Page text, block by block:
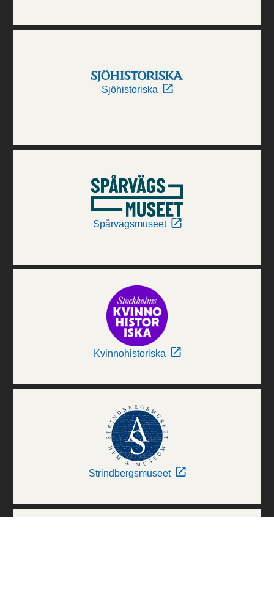
Sjöhistoriska
Spårvägsmuseet
Kvinnohistoriska
Strindbergsmuseet